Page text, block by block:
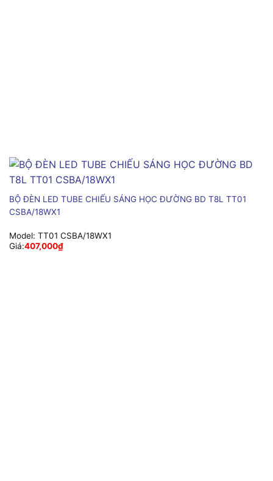
BỘ ĐÈN LED TUBE CHIẾU SÁNG HỌC ĐƯỜNG BD T8L TT01
CSBA/18WX1
Model: TT01 CSBA/18WX1
Giá:407,000₫